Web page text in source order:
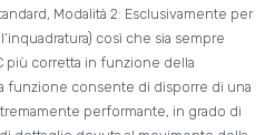
Modalità 2: Esclusivamente per
così che sia sempre
più corretta in funzione della
funzione consente di disporre di una
performante, in grado di